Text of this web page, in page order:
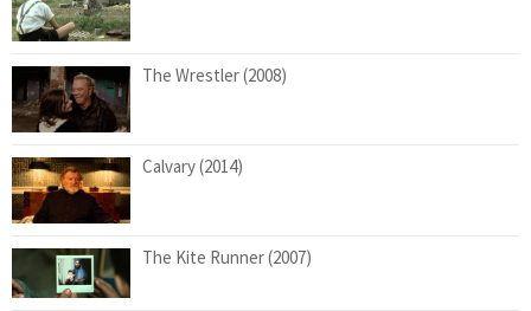
The Wrestler (2008)
Calvary (2014)
The Kite Runner (2007)